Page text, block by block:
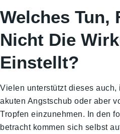
Welches Tun,
Nicht Die
Einstellt?
Vielen unterstützt dieses auch,
akuten Angstschub oder aber
Tropfen einzunehmen. In den
betracht kommen sich selbst